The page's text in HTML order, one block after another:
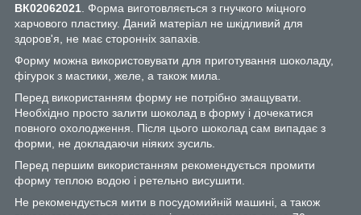
ВК02062021 . Форма виготовляється з гнучкого міцного
харчового пластику. Даний матеріал не шкідливий для
здоров'я, не має сторонніх запахів.
Форму можна використовувати для приготування шоколаду,
фігурок з мастики, желе, а також мила.
Перед використанням форму не потрібно змащувати.
Необхідно просто залити шоколад в форму і дочекатися
повного охолодження. Після цього шоколад сам випадає з
форми, не докладаючи ніяких зусиль.
Перед першим використанням рекомендується промити
форму теплою водою і ретельно висушити.
Не рекомендується мити в посудомийній машині, а також